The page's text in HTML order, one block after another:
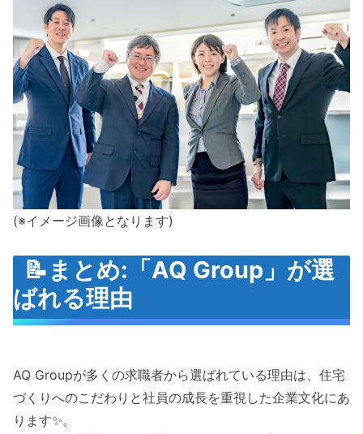
(※イメージ画像となります)
📝まとめ:「AQ Group」が選
ばれる理由
AQ Groupが多くの求職者から選ばれている理由は、住宅
づくりへのこだわりと社員の成長を重視した企業文化にあ
ります✨。